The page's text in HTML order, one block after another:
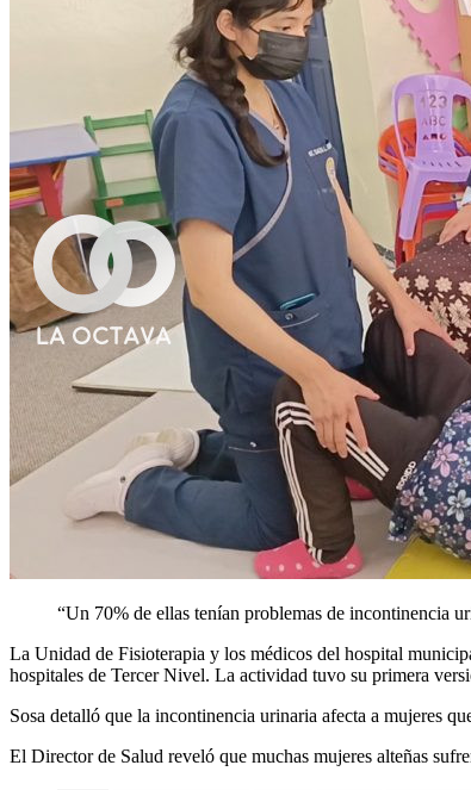
“Un 70% de ellas tenían problemas de incontinencia
La Unidad de Fisioterapia y los médicos del hospital
hospitales de Tercer Nivel. La actividad tuvo su primera
Sosa detalló que la incontinencia urinaria afecta a mujeres
El Director de Salud reveló que muchas mujeres alteñas